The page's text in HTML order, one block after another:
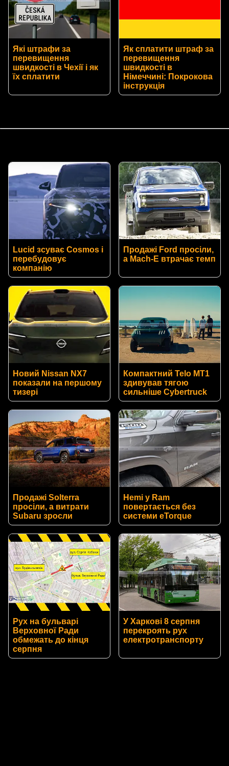
Які штрафи за
перевищення
швидкості в Чехії і як
їх сплатити
Як сплатити штраф за
перевищення
швидкості в
Німеччині: Покрокова
інструкція
Lucid зсуває Cosmos і
перебудовує
компанію
Продажі Ford просіли,
а Mach-E втрачає темп
Новий Nissan NX7
показали на першому
тизері
Компактний Telo MT1
здивував тягою
сильніше Cybertruck
Продажі Solterra
просіли, а витрати
Subaru зросли
Hemi у Ram
повертається без
системи eTorque
Рух на бульварі
Верховної Ради
обмежать до кінця
серпня
У Харкові 8 серпня
перекроять рух
електротранспорту